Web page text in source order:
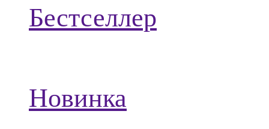
Бестселлер
Новинка